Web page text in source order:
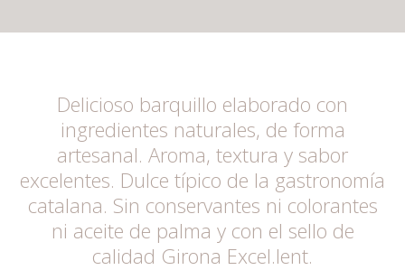
Delicioso barquillo elaborado con
ingredientes naturales, de forma
artesanal. Aroma, textura y sabor
excelentes. Dulce típico de la gastronomía
catalana. Sin conservantes ni colorantes
ni aceite de palma y con el sello de
calidad Girona Excel.lent.